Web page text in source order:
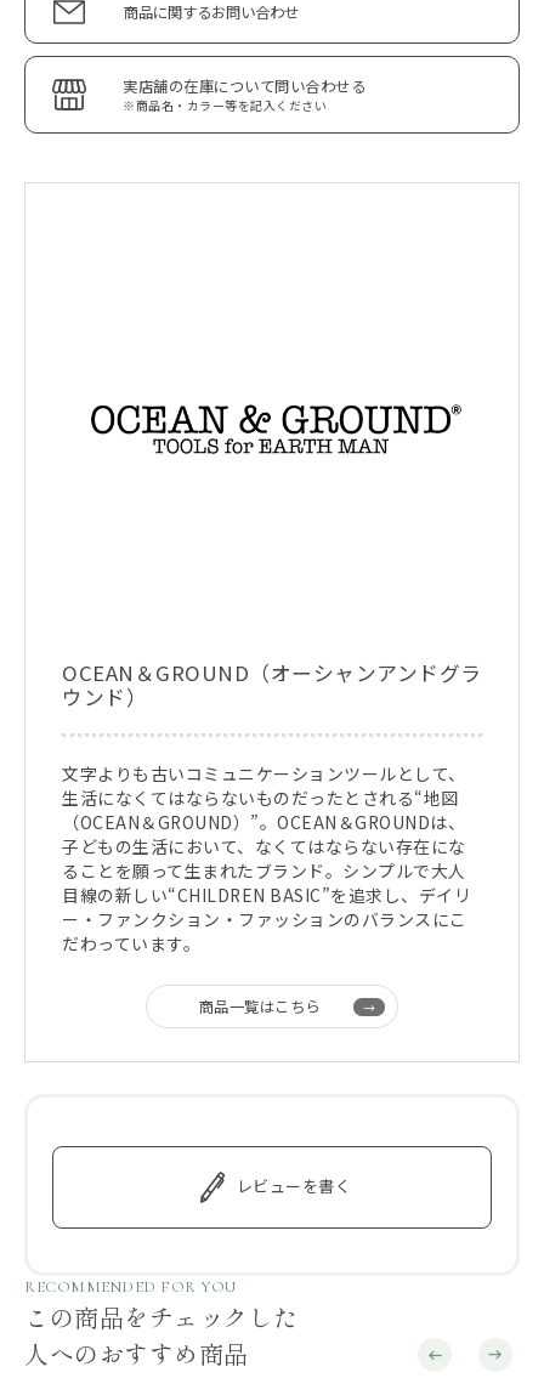
商品に関するお問い合わせ
実店舗の在庫について問い合わせる
※商品名・カラー等を記入ください
OCEAN＆GROUND（オーシャンアンドグラ
ウンド）
文字よりも古いコミュニケーションツールとして、
生活になくてはならないものだったとされる“地図
（OCEAN＆GROUND）”。OCEAN＆GROUNDは、
子どもの生活において、なくてはならない存在にな
ることを願って生まれたブランド。シンプルで大人
目線の新しい“CHILDREN BASIC”を追求し、デイリ
ー・ファンクション・ファッションのバランスにこ
だわっています。
商品一覧はこちら
レビューを書く
RECOMMENDED FOR YOU
この商品をチェックした
人へのおすすめ商品